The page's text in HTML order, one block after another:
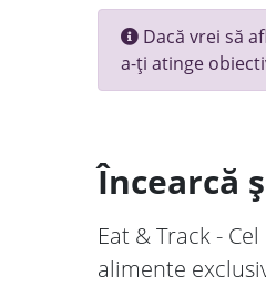
Dacă vrei să
a-ți atinge
Încearcă
Eat & Track -
alimente